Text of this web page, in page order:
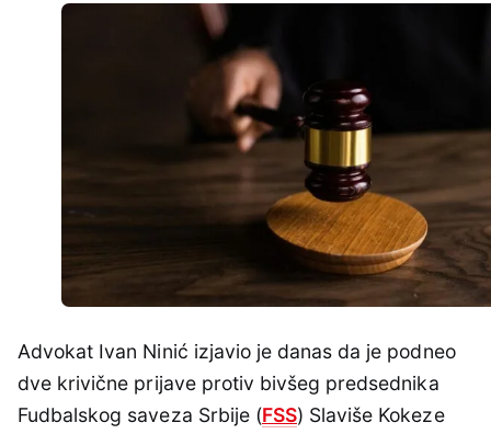
Advokat Ivan Ninić izjavio je danas da je podneo
dve krivične prijave protiv bivšeg predsednika
Fudbalskog saveza Srbije (FSS) Slaviše Kokeze